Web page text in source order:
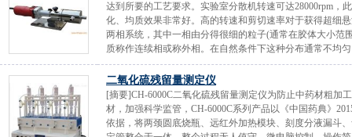
达到所要的工艺要求。实验室分散机转速可达28000rpm，
化、均质效果非常好。高的转速和剪切速率对于获得超细
两相系统，其中一相由分得很细的粒子(通常在胶体大小
质称作连续相或称外相。在自然条件下这种分布通常不均
二氧化硫残留量测定仪
[摘要]CH-6000C二氧化硫残留量测定仪为防止中药材粗加
材，加强科学监管，CH-6000C系列产品以《中国药典》
依据，将两颈圆底烧瓶、远红外加热模块、刻度分液漏斗